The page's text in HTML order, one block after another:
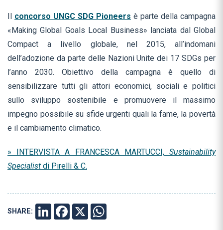
Il concorso UNGC SDG Pioneers è parte della campagna
«Making Global Goals Local Business» lanciata dal Global
Compact a livello globale, nel 2015, all’indomani
dell’adozione da parte delle Nazioni Unite dei 17 SDGs per
l’anno 2030. Obiettivo della campagna è quello di
sensibilizzare tutti gli attori economici, sociali e politici
sullo sviluppo sostenibile e promuovere il massimo
impegno possibile su sfide urgenti quali la fame, la povertà
e il cambiamento climatico.
» INTERVISTA A FRANCESCA MARTUCCI, Sustainability
Specialist di Pirelli & C.
SHARE: LINKEDINFACEBOOK
X